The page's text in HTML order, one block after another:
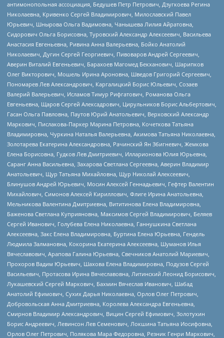
антимонопольная ассоциация, Бедушев Петр Петрович, Дзугкоева Регина
Николаевна, Кривенко Сергей Владимирович, Милославский Павел
Юрьевич, Шнырова Ольга Вадимовна, Чанышева Лилия Айратовна,
Сидорович Ольга Борисовна, Туровский Александр Алексеевич, Васильева
Анастасия Евгеньевна, Ривина Анна Валерьевна, Бойко Анатолий
Николаевич, Дугин Сергей Георгиевич, Пивоваров Андрей Сергеевич,
Аверин Виталий Евгеньевич, Барахоев Магомед Бекханович, Шарипков
Олег Викторович, Мошель Ирина Ароновна, Шведов Григорий Сергеевич,
Пономарев Лев Александрович, Каргалицкий Борис Юльевич, Созаев
Валерий Валерьевич, Исламов Тимур Рифгатович, Романова Ольга
Евгеньевна, Щаров Сергей Алексадрович, Цирульников Борис Альбертович,
Гасан Ольга Павловна, Паутов Юрий Анатольевич, Верховский Александр
Маркович, Пислакова-Паркер Марина Петровна, Кочеткова Татьяна
Владимировна, Чуркина Наталья Валерьевна, Акимова Татьяна Николаевна,
Золотарева Екатерина Александровна, Рачинский Ян Збигневич, Жемкова
Елена Борисовна, Гудков Лев Дмитриевич, Илларионова Юлия Юрьевна,
Саранг Анна Васильевна, Захарова Светлана Сергеевна, Аверин Владимир
Анатольевич, Щур Татьяна Михайловна, Щур Николай Алексеевич,
Блинушов Андрей Юрьевич, Мосин Алексей Геннадьевич, Гефтер Валентин
Михайлович, Симонов Алексей Кириллович, Флиге Ирина Анатольевна,
Мельникова Валентина Дмитриевна, Вититинова Елена Владимировна,
Баженова Светлана Куприяновна, Максимов Сергей Владимирович, Беляев
Сергей Иванович, Голубева Елена Николаевна, Ганнушкина Светлана
Алексеевна, Закс Елена Владимировна, Буртина Елена Юрьевна, Гендель
Людмила Залмановна, Кокорина Екатерина Алексеевна, Шуманов Илья
Вячеславович, Арапова Галина Юрьевна, Свечников Анатолий Мариевич,
Прохоров Вадим Юрьевич, Шахова Елена Владимировна, Подузов Сергей
Васильевич, Протасова Ирина Вячеславовна, Литинский Леонид Борисович,
Лукашевский Сергей Маркович, Бахмин Вячеслав Иванович, Шабад
Анатолий Ефимович, Сухих Дарья Николаевна, Орлов Олег Петрович,
Добровольская Анна Дмитриевна, Королева Александра Евгеньевна,
Смирнов Владимир Александрович, Вицин Сергей Ефимович, Золотухин
Борис Андреевич, Левинсон Лев Семенович, Локшина Татьяна Иосифовна,
Орлов Олег Петрович, Полякова Мара Федоровна, Резник Генри Маркович,